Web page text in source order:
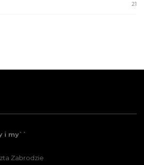
21
i my``
Zabrodzie